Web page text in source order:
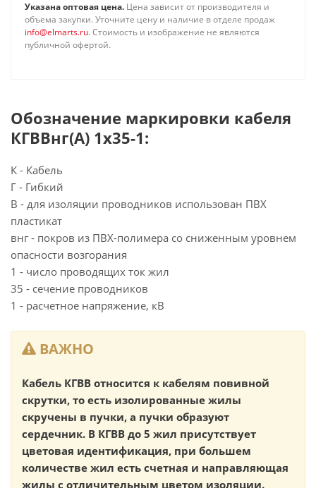
Указана оптовая цена. Цена зависит от производителя и
объема закупки. Уточните цену и наличие в отделе продаж
info@elmarts.ru. Стоимость и изображение не являются
публичной офертой.
Обозначение маркировки кабеля
КГВВнг(А) 1х35-1:
К - Кабель
Г - Гибкий
В - для изоляции проводников использован ПВХ
пластикат
внг - покров из ПВХ-полимера со сниженным уровнем
опасности возгорания
1 - число проводящих ток жил
35 - сечение проводников
1 - расчетное напряжение, кВ
ВАЖНО
Кабель КГВВ относится к кабелям повивной
скрутки, то есть изолированные жилы
скручены в пучки, а пучки образуют
сердечник. В КГВВ до 5 жил присутствует
цветовая идентификация, при большем
количестве жил есть счетная и направляющая
жилы с отличительным цветом изоляции.